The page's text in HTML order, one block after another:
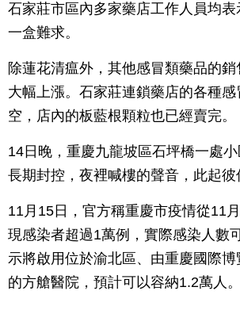
石家莊市區內多家藥店工作人員均表
一盒難求。
除蓮花清瘟外，其他感冒類藥品的
大幅上漲。石家莊連鎖藥店的各種
空，店內的板藍根顆粒也已經賣完。
14日晚，重慶九龍坡區石坪橋一處
長期封控，夜裡喊樓的聲音，此起彼
11月15日，官方稱重慶市疫情從11
現感染者超過1萬例，實際感染人數
示將啟用位於渝北區、由重慶國際
的方艙醫院，預計可以容納1.2萬人。